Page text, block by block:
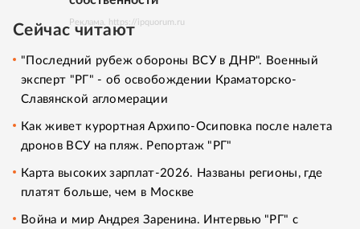
Реклама. https://ipquorum.ru
Сейчас читают
"Последний рубеж обороны ВСУ в ДНР". Военный
эксперт "РГ" - об освобождении Краматорско-
Славянской агломерации
Как живет курортная Архипо-Осиповка после налета
дронов ВСУ на пляж. Репортаж "РГ"
Карта высоких зарплат-2026. Названы регионы, где
платят больше, чем в Москве
Война и мир Андрея Заренина. Интервью "РГ" с